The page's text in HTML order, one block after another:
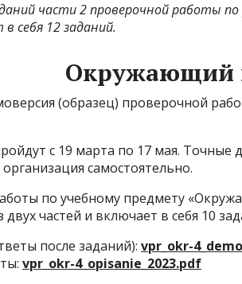
части 2 проверочной работы по
себя 12 заданий.
Окружающий
(образец) проверочной
с 19 марта по 17 мая. Точные
самостоятельно.
по учебному предмету
двух частей и включает в себя 10
после заданий): vpr_okr-
vpr_okr-4_opisanie_2023.pdf